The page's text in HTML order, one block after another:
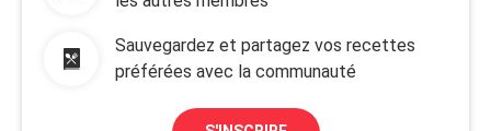
Sauvegardez et partagez vos recettes
préférées avec la communauté